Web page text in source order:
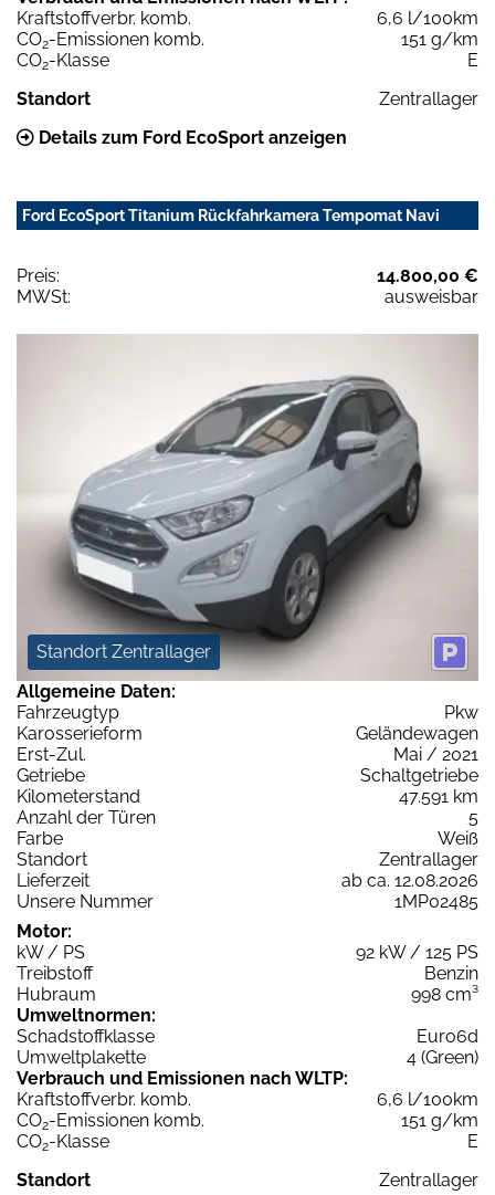
Kraftstoffverbr. komb.
6,6 l/100km
CO2-Emissionen komb.
151 g/km
CO2-Klasse
E
Standort
Zentrallager
Details zum Ford EcoSport anzeigen
Ford EcoSport Titanium Rückfahrkamera Tempomat Navi
Preis:
14.800,00 €
MWSt:
ausweisbar
Standort Zentrallager
Allgemeine Daten:
Fahrzeugtyp
Pkw
Karosserieform
Geländewagen
Erst-Zul.
Mai / 2021
Getriebe
Schaltgetriebe
Kilometerstand
47.591 km
Anzahl der Türen
5
Farbe
Weiß
Standort
Zentrallager
Lieferzeit
ab ca. 12.08.2026
Unsere Nummer
1MP02485
Motor:
kW / PS
92 kW / 125 PS
Treibstoff
Benzin
Hubraum
998 cm³
Umweltnormen:
Schadstoffklasse
Euro6d
Umweltplakette
4 (Green)
Verbrauch und Emissionen nach WLTP:
Kraftstoffverbr. komb.
6,6 l/100km
CO2-Emissionen komb.
151 g/km
CO2-Klasse
E
Standort
Zentrallager